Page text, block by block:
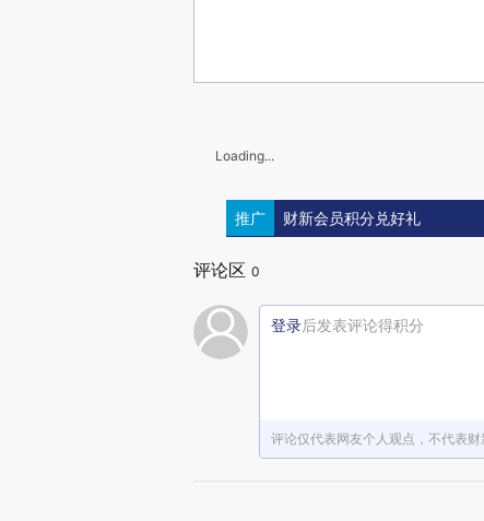
Loading...
推广 财新会员积分兑好礼
评论区 0
登录后发表评论得积分
评论仅代表网友个人观点，不代表财